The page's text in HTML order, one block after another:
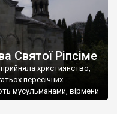
Святої Ріпсіме
християнство,
пересічних
мусульманами, вірмени